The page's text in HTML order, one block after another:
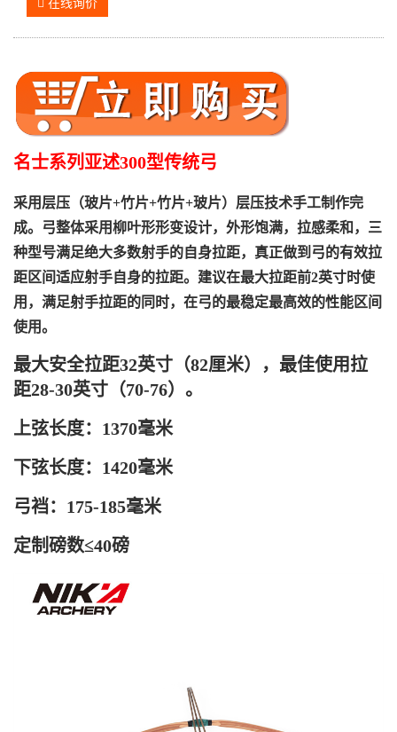
名士系列 亚述300型传统弓
采用层压（玻片+竹片+竹片+玻片）层压技术手工制作完
成。弓整体采用柳叶形形变设计，外形饱满，拉感柔和，三
种型号满足绝大多数射手的自身拉距，真正做到弓的有效拉
距区间适应射手自身的拉距。建议在最大拉距前2英寸时使
用，满足射手拉距的同时，在弓的最稳定最高效的性能区间
使用。
最大安全拉距32英寸（82厘米），最佳使用拉
距28-30英寸（70-76）。
上弦长度：1370毫米
下弦长度：1420毫米
弓裆：175-185毫米
定制磅数≤40磅